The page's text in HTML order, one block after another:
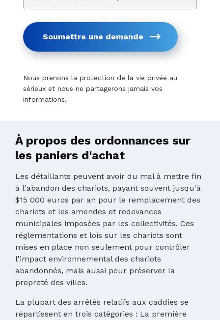
Soumettre une demande
Nous prenons la protection de la vie privée au
sérieux et nous ne partagerons jamais vos
informations.
À propos des ordonnances sur
les paniers d'achat
Les détaillants peuvent avoir du mal à mettre fin
à l'abandon des chariots, payant souvent jusqu'à
$15 000 euros par an pour le remplacement des
chariots et les amendes et redevances
municipales imposées par les collectivités. Ces
réglementations et lois sur les chariots sont
mises en place non seulement pour contrôler
l'impact environnemental des chariots
abandonnés, mais aussi pour préserver la
propreté des villes.
La plupart des arrêtés relatifs aux caddies se
répartissent en trois catégories : La première